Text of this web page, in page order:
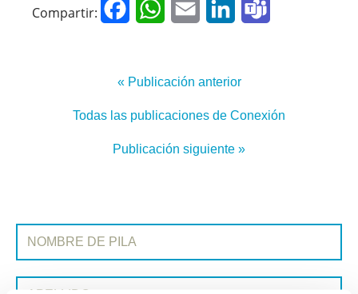
Compartir: FacebookWhatsApp
Email LinkedIn
« Publicación anterior
Todas las publicaciones de Conexión
Publicación siguiente »
REGÍSTRATE EN CONEXIÓN
Nombre de pila:
Apellido: